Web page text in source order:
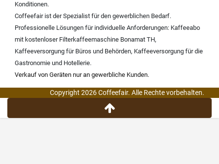
Konditionen.
Coffeefair ist der Spezialist für den gewerblichen Bedarf.
Professionelle Lösungen für individuelle Anforderungen: Kaffeeabo
mit kostenloser Filterkaffeemaschine Bonamat TH,
Kaffeeversorgung für Büros und Behörden, Kaffeeversorgung für die
Gastronomie und Hotellerie.
Verkauf von Geräten nur an gewerbliche Kunden.
Copyright 2026 Coffeefair. Alle Rechte vorbehalten.